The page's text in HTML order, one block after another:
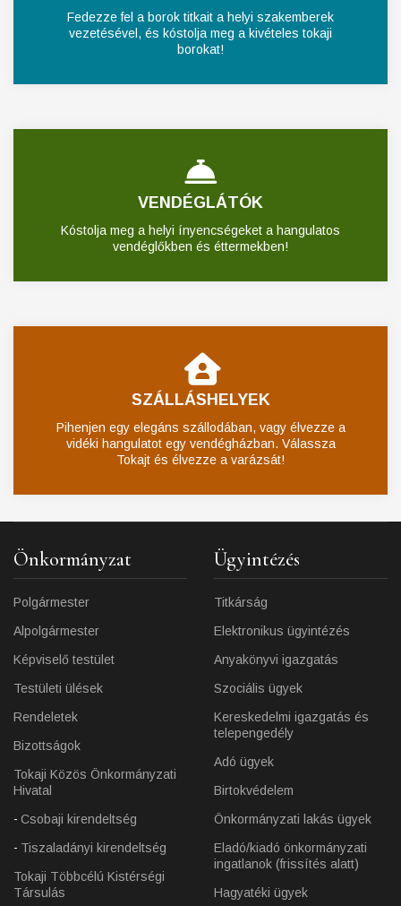
Fedezze fel a borok titkait a helyi szakemberek
vezetésével, és kóstolja meg a kivételes tokaji
borokat!
VENDÉGLÁTÓK
Kóstolja meg a helyi ínyencségeket a hangulatos
vendéglőkben és éttermekben!
SZÁLLÁSHELYEK
Pihenjen egy elegáns szállodában, vagy élvezze a
vidéki hangulatot egy vendégházban. Válassza
Tokajt és élvezze a varázsát!
Önkormányzat
Polgármester
Alpolgármester
Képviselő testület
Testületi ülések
Rendeletek
Bizottságok
Tokaji Közös Önkormányzati
Hivatal
Csobaji kirendeltség
Tiszaladányi kirendeltség
Tokaji Többcélú Kistérségi
Társulás
Ügyintézés
Titkárság
Elektronikus ügyintézés
Anyakönyvi igazgatás
Szociális ügyek
Kereskedelmi igazgatás és
telepengedély
Adó ügyek
Birtokvédelem
Önkormányzati lakás ügyek
Eladó/kiadó önkormányzati
ingatlanok (frissítés alatt)
Hagyatéki ügyek